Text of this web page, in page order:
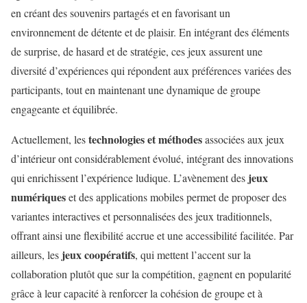
en créant des souvenirs partagés et en favorisant un
environnement de détente et de plaisir. En intégrant des éléments
de surprise, de hasard et de stratégie, ces jeux assurent une
diversité d’expériences qui répondent aux préférences variées des
participants, tout en maintenant une dynamique de groupe
engageante et équilibrée.
Actuellement, lestechnologies et méthodesassociées aux jeux
d’intérieur ont considérablement évolué, intégrant des innovations
qui enrichissent l’expérience ludique. L’avènement des jeux
numériqueset des applications mobiles permet de proposer des
variantes interactives et personnalisées des jeux traditionnels,
offrant ainsi une flexibilité accrue et une accessibilité facilitée. Par
ailleurs, les jeux coopératifs, qui mettent l’accent sur la
collaboration plutôt que sur la compétition, gagnent en popularité
grâce à leur capacité à renforcer la cohésion de groupe et à